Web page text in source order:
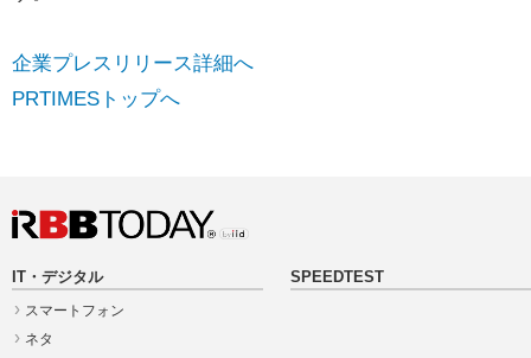
企業プレスリリース詳細へ
PRTIMESトップへ
IT・デジタル
スマートフォン
ネタ
SPEEDTEST